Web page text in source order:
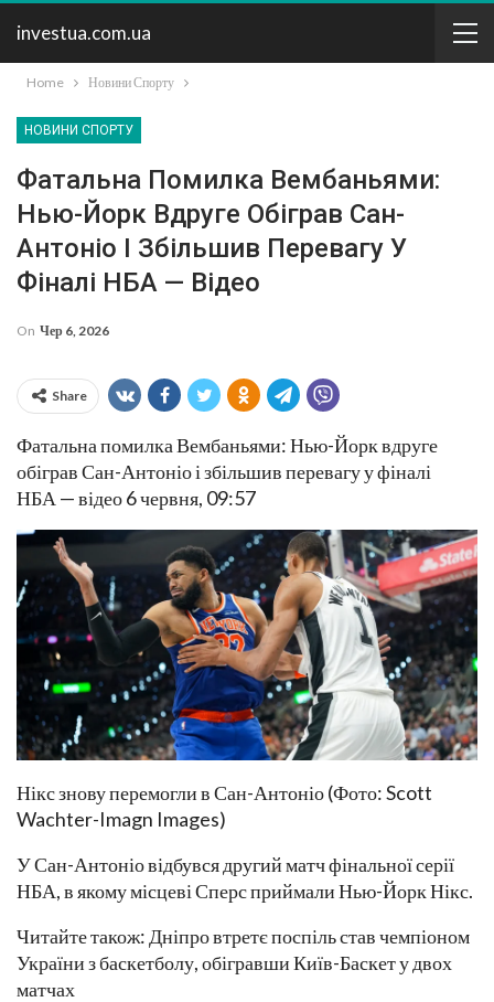
investua.com.ua
Home Новини Спорту
НОВИНИ СПОРТУ
Фатальна Помилка Вембаньями:
Нью-Йорк Вдруге Обіграв Сан-
Антоніо І Збільшив Перевагу У
Фіналі НБА — Відео
On Чер 6, 2026
Share
Фатальна помилка Вембаньями: Нью-Йорк вдруге
обіграв Сан-Антоніо і збільшив перевагу у фіналі
НБА — відео 6 червня, 09:57
Нікс знову перемогли в Сан-Антоніо (Фото: Scott
Wachter-Imagn Images)
У Сан-Антоніо відбувся другий матч фінальної серії
НБА, в якому місцеві Сперс приймали Нью-Йорк Нікс.
Читайте також: Дніпро втретє поспіль став чемпіоном
України з баскетболу, обігравши Київ-Баскет у двох
матчах